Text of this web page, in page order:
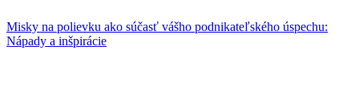
Misky na polievku ako súčasť vášho podnikateľského úspechu:
Nápady a inšpirácie